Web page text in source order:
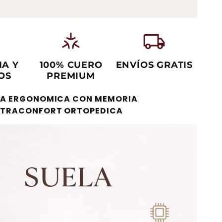
Y
matter
100% CUERO
PREMIUM
local_shipping
ENVÍOS GRATIS
ERGONOMICA CON MEMORIA
ORTOPEDICA